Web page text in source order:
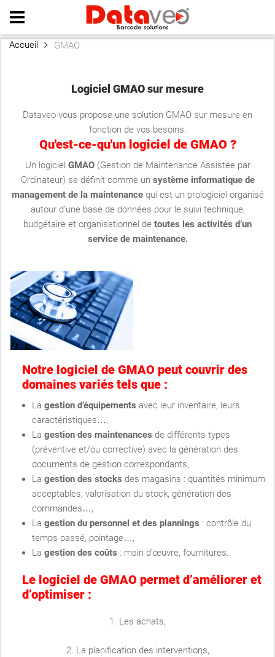
Home|About us |Contact |Site map
Accueil GMAO
Logiciel GMAO sur mesure
Dataveo vous propose une solution GMAO sur mesure en
fonction de vos besoins.
Qu'est-ce-qu'un logiciel de GMAO ?
Un logiciel GMAO(Gestion de Maintenance Assistée par
Ordinateur) se définit comme un système informatique de
management de la maintenancequi est un prologiciel organisé
autour d’une base de données pour le suivi technique,
budgétaire et organisationnel de toutes les activités d’un
service de maintenance.
Notre logiciel de GMAO peut couvrir des
domaines variés tels que :
La gestion d’équipements avec leur inventaire, leurs
caractéristiques…,
La gestion des maintenances de différents types
(préventive et/ou corrective) avec la génération des
documents de gestion correspondants,
La gestion des stocks des magasins : quantités minimum
acceptables, valorisation du stock, génération des
commandes…,
La gestion du personnel et des plannings : contrôle du
temps passé, pointage…,
La gestion des coûts : main d'œuvre, fournitures..
Le logiciel de GMAO permet d’améliorer et
d’optimiser :
1. Les achats,
2. La planification des interventions,